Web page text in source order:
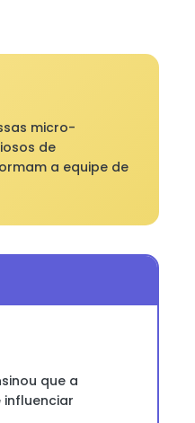
micro-
de
a equipe de
que a